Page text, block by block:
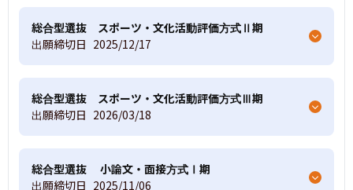
総合型選抜 スポーツ・文化活動評価方式Ⅱ期
出願締切日 2025/12/17
総合型選抜 スポーツ・文化活動評価方式Ⅲ期
出願締切日 2026/03/18
総合型選抜 小論文・面接方式Ⅰ期
出願締切日 2025/11/06